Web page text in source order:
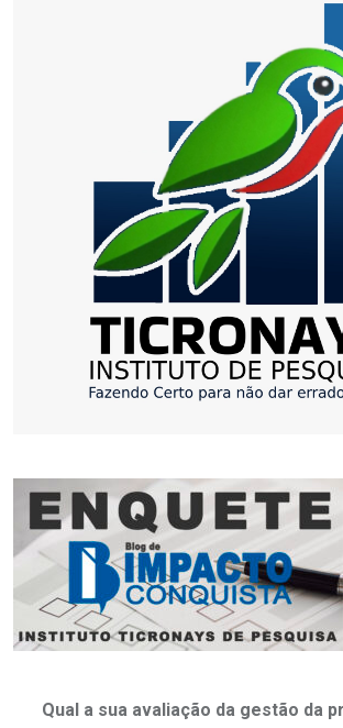
Qual a sua avaliação da gestão da